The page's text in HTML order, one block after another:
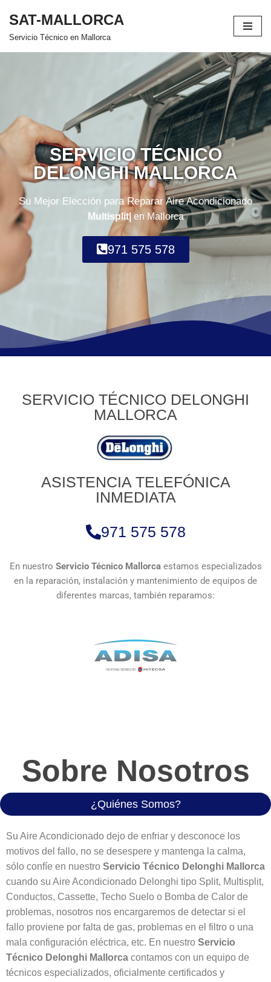
Saltar
SAT-MALLORCA
Servicio Técnico en Mallorca
SERVICIO TÉCNICO
DELONGHI MALLORCA
Su Mejor Elección para Reparar Aire Acondicionado
De Conducto en Mallorca
971 575 578
SERVICIO TÉCNICO DELONGHI
MALLORCA
ASISTENCIA TELEFÓNICA
INMEDIATA
971 575 578
En nuestro Servicio Técnico Mallorcaestamos especializados
en la reparación, instalación y mantenimiento de equipos de
diferentes marcas, también reparamos:
Sobre Nosotros
¿Quiénes Somos?
Su Aire Acondicionado dejo de enfriar y desconoce los
motivos del fallo, no se desespere y mantenga la calma,
sólo confíe en nuestro Servicio Técnico Delonghi Mallorca
cuando su Aire Acondicionado Delonghi tipo Split, Multisplit,
Conductos, Cassette, Techo Suelo o Bomba de Calor de
problemas, nosotros nos encargaremos de detectar si el
fallo proviene por falta de gas, problemas en el filtro o una
mala configuración eléctrica, etc. En nuestro Servicio
Técnico Delonghi Mallorca contamos con un equipo de
técnicos especializados, oficialmente certificados y